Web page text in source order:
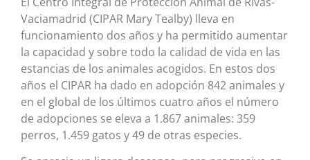
Vaciamadrid (CIPAR Mary Tealby) lleva en
funcionamiento dos años y ha permitido aumentar
la capacidad y sobre todo la calidad de vida en las
estancias de los animales acogidos. En estos dos
años el CIPAR ha dado en adopción 842 animales y
en el global de los últimos cuatro años el número
de adopciones se eleva a 1.867 animales: 359
perros, 1.459 gatos y 49 de otras especies.